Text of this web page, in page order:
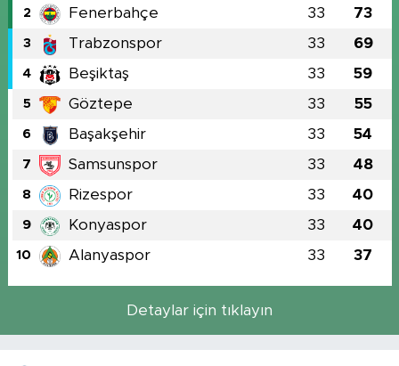
2 Fenerbahçe 33 73
3 Trabzonspor 33 69
4 Beşiktaş 33 59
5 Göztepe 33 55
6 Başakşehir 33 54
7 Samsunspor 33 48
8 Rizespor 33 40
9 Konyaspor 33 40
10 Alanyaspor 33 37
Detaylar için tıklayın